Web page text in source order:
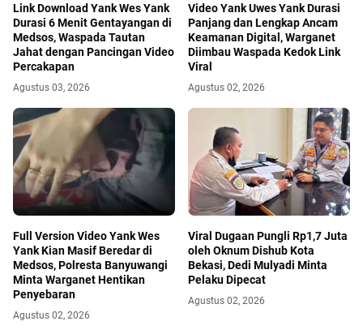
Link Download Yank Wes Yank
Durasi 6 Menit Gentayangan di
Medsos, Waspada Tautan
Jahat dengan Pancingan Video
Percakapan
Agustus 03, 2026
Video Yank Uwes Yank Durasi
Panjang dan Lengkap Ancam
Keamanan Digital, Warganet
Diimbau Waspada Kedok Link
Viral
Agustus 02, 2026
Full Version Video Yank Wes
Yank Kian Masif Beredar di
Medsos, Polresta Banyuwangi
Minta Warganet Hentikan
Penyebaran
Agustus 02, 2026
Viral Dugaan Pungli Rp1,7 Juta
oleh Oknum Dishub Kota
Bekasi, Dedi Mulyadi Minta
Pelaku Dipecat
Agustus 02, 2026